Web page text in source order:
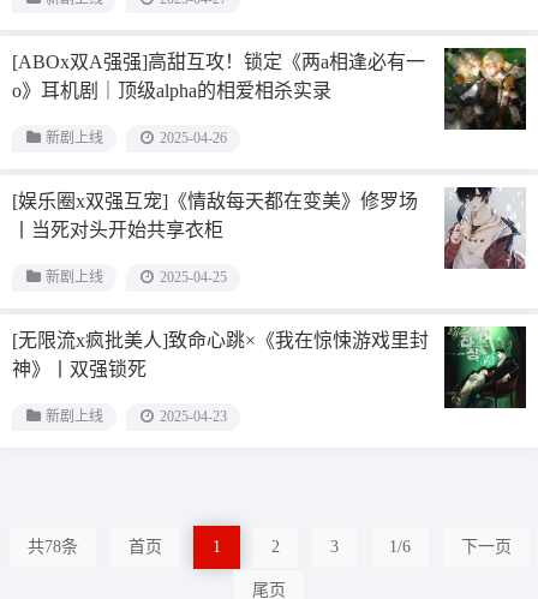
[ABOx双A强强]高甜互攻！锁定《两a相逢必有一
o》耳机剧｜顶级alpha的相爱相杀实录
新剧上线 2025-04-26
[娱乐圈x双强互宠]《情敌每天都在变美》修罗场
丨当死对头开始共享衣柜
新剧上线 2025-04-25
[无限流x疯批美人]致命心跳×《我在惊悚游戏里封
神》丨双强锁死
新剧上线 2025-04-23
共78条 首页 1 2 3 1/6 下一页
尾页